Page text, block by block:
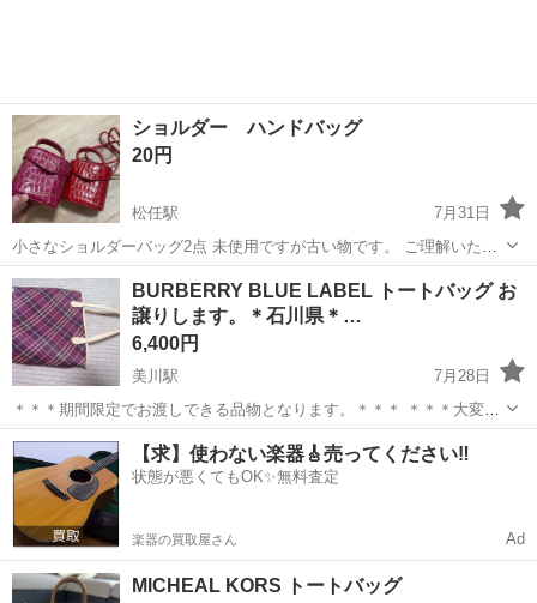
ショルダー ハンドバッグ
20円
松任駅
7月31日
小さなショルダーバッグ2点 未使用ですが古い物です。 ご理解いただ
ける方お願いします。 お気軽にメッセージください(^^)
石川 白山市
BURBERRY BLUE LABEL トートバッグ お
譲りします。＊石川県＊…
6,400円
美川駅
7月28日
＊＊＊期間限定でお渡しできる品物となります。＊＊＊ ＊＊＊大変恐
れ入りますが、当方のプロフィール（自己紹介）もお読みいただける
と助かります。＊＊＊ バーバリーブルーレーベル トート バッグ １点
を提示価格...
石川 白山市 美川駅 バッグ 譲り
【求】使わない楽器🎸売ってください‼️
状態が悪くてもOK✨無料査定
楽器の買取屋さん Ad
MICHEAL KORS トートバッグ